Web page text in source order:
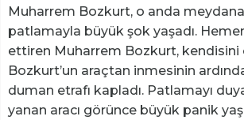
Muharrem Bozkurt, o anda
patlamayla büyük şok yaşadı.
ettiren Muharrem Bozkurt, kendisini
Bozkurt’un araçtan inmesinin
duman etrafı kapladı. Patlamayı
yanan aracı görünce büyük panik